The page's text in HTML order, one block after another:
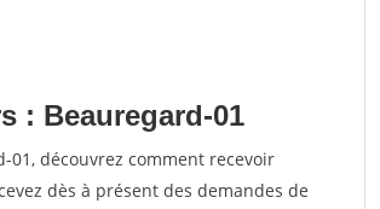
: Beauregard-01
01, découvrez comment recevoir
dès à présent des demandes de